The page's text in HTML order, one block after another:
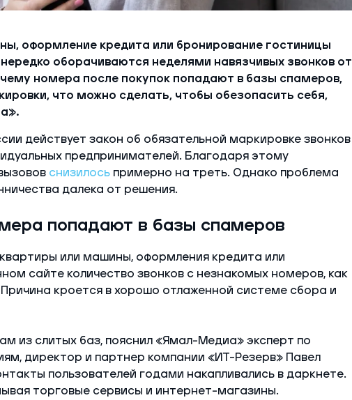
оформление кредита или бронирование гостиницы
оборачиваются неделями навязчивых звонков от
номера после покупок попадают в базы спамеров,
что можно сделать, чтобы обезопасить себя,
действует закон об обязательной маркировке звонков
предпринимателей. Благодаря этому
снизилосьпримерно на треть. Однако проблема
далека от решения.
попадают в базы спамеров
или машины, оформления кредита или
сайте количество звонков с незнакомых номеров, как
кроется в хорошо отлаженной системе сбора и
из слитых баз, пояснил «Ямал-Медиа» эксперт по
директор и партнер компании «ИТ-Резерв» Павел
пользователей годами накапливались в даркнете.
торговые сервисы и интернет-магазины.